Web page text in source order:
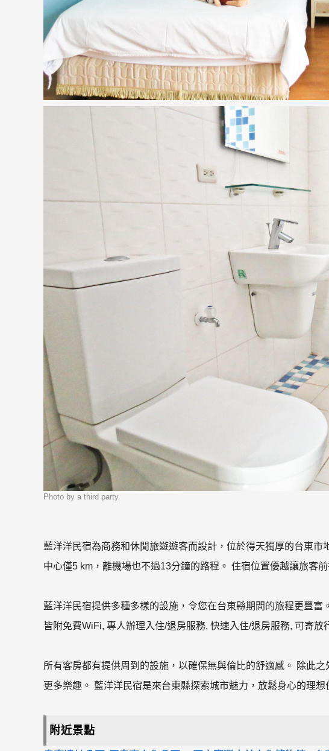
Photo by a third party
藍洋洋民宿為商務和休閒旅遊遊客而設計，位於得天獨厚的台東
中心僅5 km，離機場也不過13分鐘的路程。 住宿位置優越讓旅客
藍洋洋民宿提供多種多樣的設施，令您在台東縣期間的旅程更豐
皆附免費WiFi, 專人辦理入住/退房服務, 快速入住/退房服務, 可寄放
所有客房都有提供周到的設施，以確保無與倫比的舒適感。 除此
更多樂趣。 藍洋洋民宿是來台東縣探索城市魅力，放鬆身心的理想
附近景點